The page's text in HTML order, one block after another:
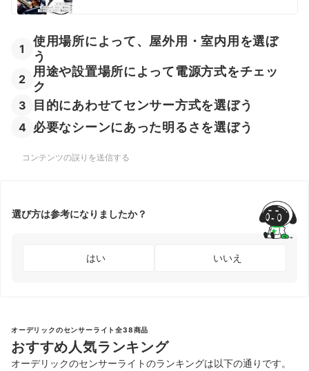
1
使用場所によって、屋外用・室内用を選ぼ
う
2
用途や設置場所によって電源方式をチェッ
ク
3 目的にあわせてセンサー方式を選ぼう
4 必要なシーンにあった明るさを選ぼう
コンテンツの誤りを送信する
選び方は参考になりましたか？
はい いいえ
オーデリックのセンサーライト全38商品
おすすめ人気ランキング
オーデリックのセンサーライトのランキングは以下の通りです。